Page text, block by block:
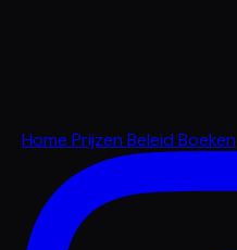
Home Prijzen Beleid Boeken